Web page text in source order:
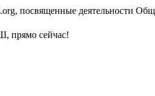
посвященные
прямо сейчас!